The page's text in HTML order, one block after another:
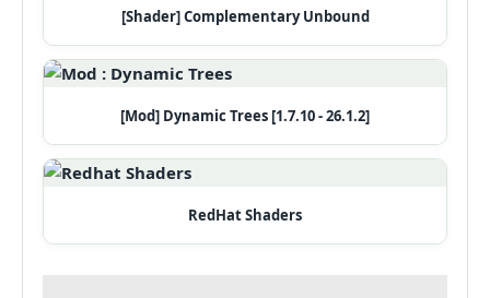
[Shader] Complementary Unbound
[Mod] Dynamic Trees [1.7.10 - 26.1.2]
RedHat Shaders